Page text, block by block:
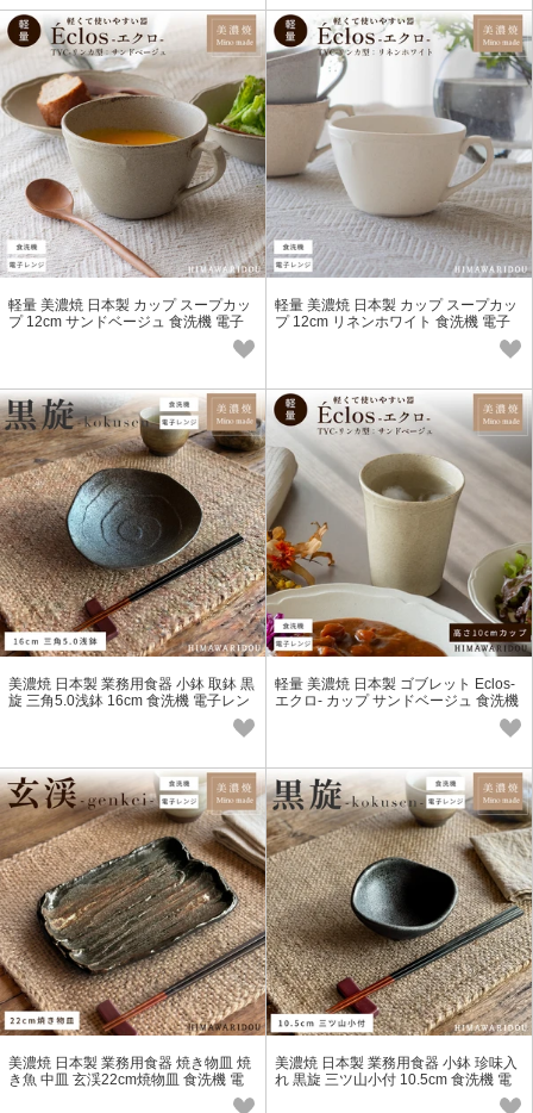
軽量 美濃焼 日本製 カップ スープカッ
プ 12cm サンドベージュ 食洗機 電子
軽量 美濃焼 日本製 カップ スープカッ
プ 12cm リネンホワイト 食洗機 電子
美濃焼 日本製 業務用食器 小鉢 取鉢 黒
旋 三角5.0浅鉢 16cm 食洗機 電子レン
軽量 美濃焼 日本製 ゴブレット Eclos-
エクロ- カップ サンドベージュ 食洗機
美濃焼 日本製 業務用食器 焼き物皿 焼
き魚 中皿 玄渓22cm焼物皿 食洗機 電
美濃焼 日本製 業務用食器 小鉢 珍味入
れ 黒旋 三ツ山小付 10.5cm 食洗機 電